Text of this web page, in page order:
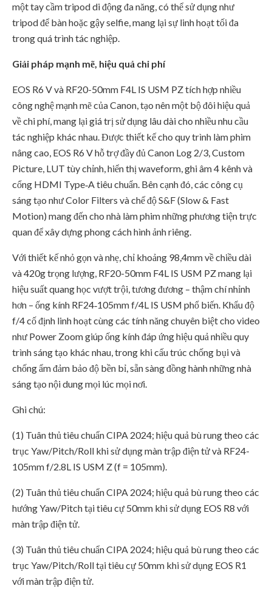
một tay cầm tripod di động đa năng, có thể sử dụng như
tripod để bàn hoặc gậy selfie, mang lại sự linh hoạt tối đa
trong quá trình tác nghiệp.
Giải pháp mạnh mẽ, hiệu quả chi phí
EOS R6 V và RF20-50mm F4L IS USM PZ tích hợp nhiều
công nghệ mạnh mẽ của Canon, tạo nên một bộ đôi hiệu quả
về chi phí, mang lại giá trị sử dụng lâu dài cho nhiều nhu cầu
tác nghiệp khác nhau. Được thiết kế cho quy trình làm phim
nâng cao, EOS R6 V hỗ trợ đầy đủ Canon Log 2/3, Custom
Picture, LUT tùy chỉnh, hiển thị waveform, ghi âm 4 kênh và
cổng HDMI Type‑A tiêu chuẩn. Bên cạnh đó, các công cụ
sáng tạo như Color Filters và chế độ S&F (Slow & Fast
Motion) mang đến cho nhà làm phim những phương tiện trực
quan để xây dựng phong cách hình ảnh riêng.
Với thiết kế nhỏ gọn và nhẹ, chỉ khoảng 98,4mm về chiều dài
và 420g trọng lượng, RF20-50mm F4L IS USM PZ mang lại
hiệu suất quang học vượt trội, tương đương – thậm chí nhỉnh
hơn – ống kính RF24‑105mm f/4L IS USM phổ biến. Khẩu độ
f/4 cố định linh hoạt cùng các tính năng chuyên biệt cho video
như Power Zoom giúp ống kính đáp ứng hiệu quả nhiều quy
trình sáng tạo khác nhau, trong khi cấu trúc chống bụi và
chống ẩm đảm bảo độ bền bỉ, sẵn sàng đồng hành những nhà
sáng tạo nội dung mọi lúc mọi nơi.
Ghi chú:
(1) Tuân thủ tiêu chuẩn CIPA 2024; hiệu quả bù rung theo các
trục Yaw/Pitch/Roll khi sử dụng màn trập điện tử và RF24-
105mm f/2.8L IS USM Z (f = 105mm).
(2) Tuân thủ tiêu chuẩn CIPA 2024; hiệu quả bù rung theo các
hướng Yaw/Pitch tại tiêu cự 50mm khi sử dụng EOS R8 với
màn trập điện tử.
(3) Tuân thủ tiêu chuẩn CIPA 2024; hiệu quả bù rung theo các
trục Yaw/Pitch/Roll tại tiêu cự 50mm khi sử dụng EOS R1
với màn trập điện tử.